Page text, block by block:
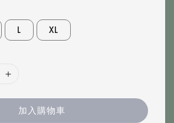
L XL
加入購物車